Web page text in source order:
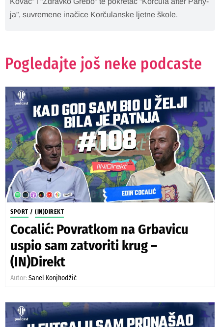
ja”, suvremene inačice Korčulanske ljetne škole.
Pogledajte još neke podcaste
SPORT / (IN)DIREKT
Cocalić: Povratkom na Grbavicu
uspio sam zatvoriti krug –
(IN)Direkt
Autor: Sanel Konjhodžić